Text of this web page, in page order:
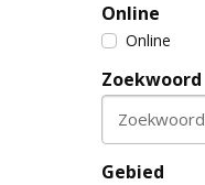
Online
Online
Zoekwoord
Zoekwoord
Gebied